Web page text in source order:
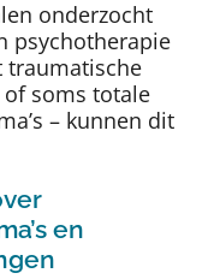
onderzocht
psychotherapie
traumatische
soms totale
– kunnen dit
en